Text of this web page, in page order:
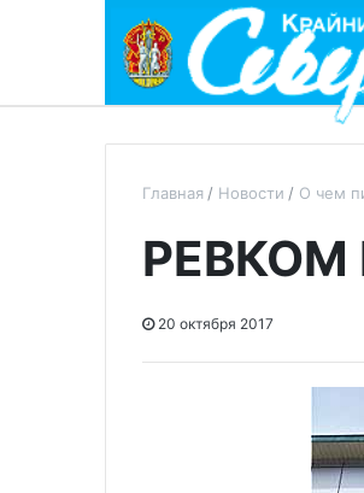
Главная Новости О чем
20 октября 2017